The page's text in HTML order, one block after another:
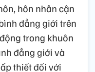
hôn nhân cận
đẳng giới trên
trong khuôn
đẳng giới và
thiết đối với